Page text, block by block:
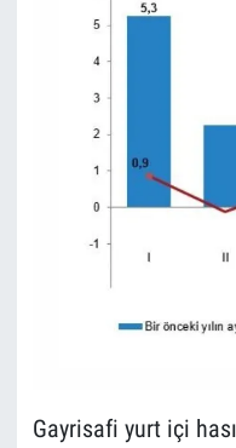
Gayrisafi yurt içi